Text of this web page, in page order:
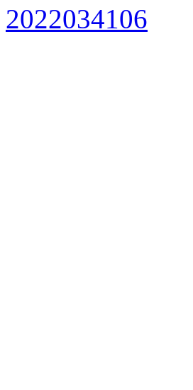
2022034106